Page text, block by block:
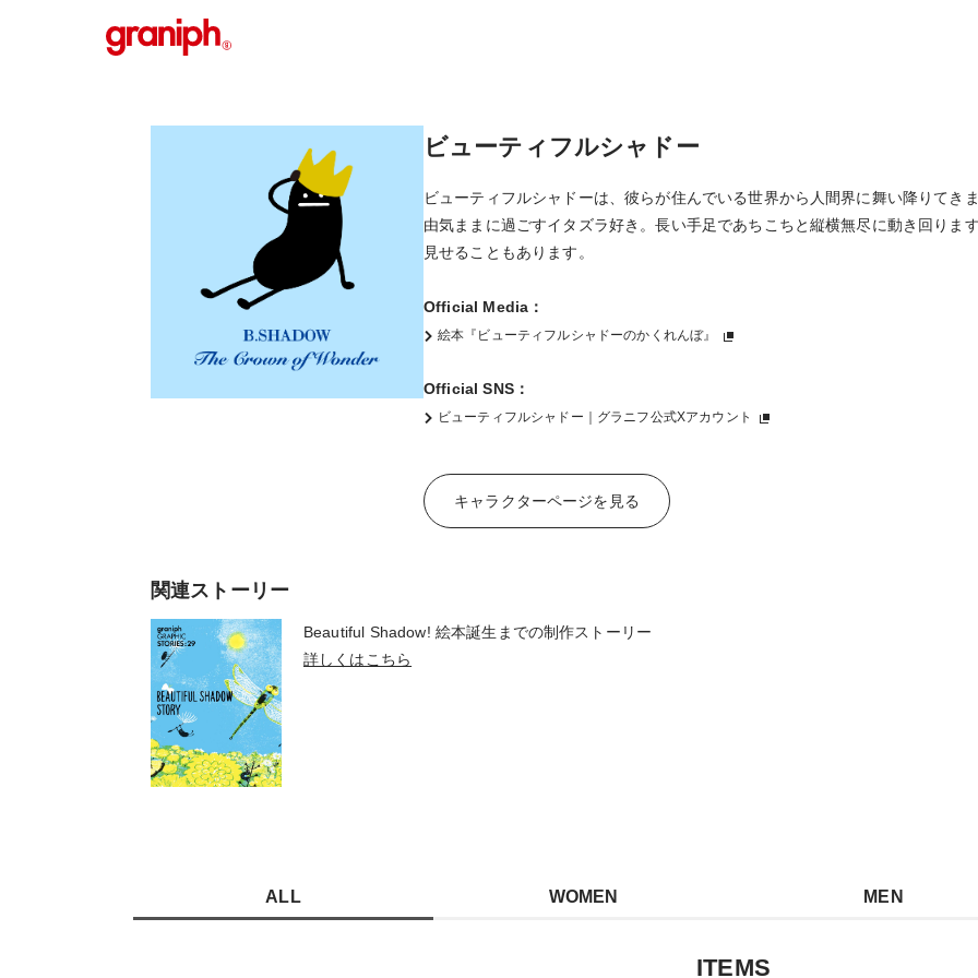
ビューティフルシャドー
ビューティフルシャドーは、彼らが住んでいる世界から人間界に舞い降りてき
由気ままに過ごすイタズラ好き。長い手足であちこちと縦横無尽に動き回りま
見せることもあります。
Official Media：
絵本『ビューティフルシャドーのかくれんぼ』
Official SNS：
ビューティフルシャドー｜グラニフ公式Xアカウント
キャラクターページを見る
関連ストーリー
Beautiful Shadow! 絵本誕生までの制作ストーリー
詳しくはこちら
ALL WOMEN MEN
ITEMS